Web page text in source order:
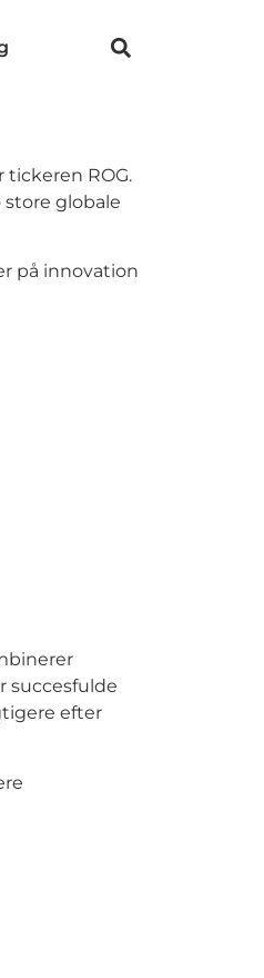
ROG.
globale
på innovation
succesfulde
efter